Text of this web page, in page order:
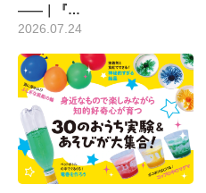
――｜『…
2026.07.24